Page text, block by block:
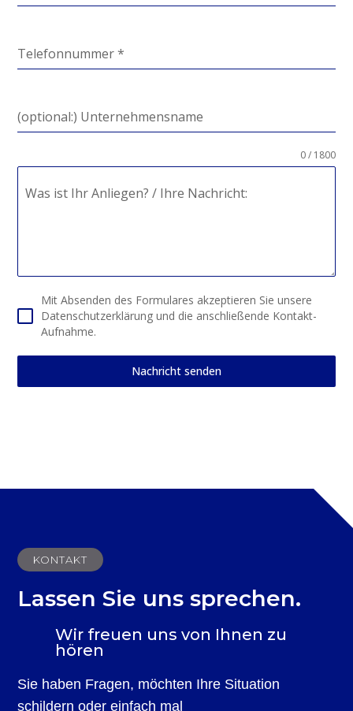
Telefonnummer*
(optional:) Unternehmensname
Was ist Ihr Anliegen? / Ihre Nachricht:
0 / 1800
Mit Absenden des Formulares akzeptieren Sie unsere
Datenschutzerklärung und die anschließende Kontakt-
Aufnahme.
Nachricht senden
KONTAKT
Lassen Sie uns sprechen.
Wir freuen uns von Ihnen zu
hören
Sie haben Fragen, möchten Ihre Situation
schildern oder einfach mal